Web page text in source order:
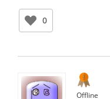
0
Offline